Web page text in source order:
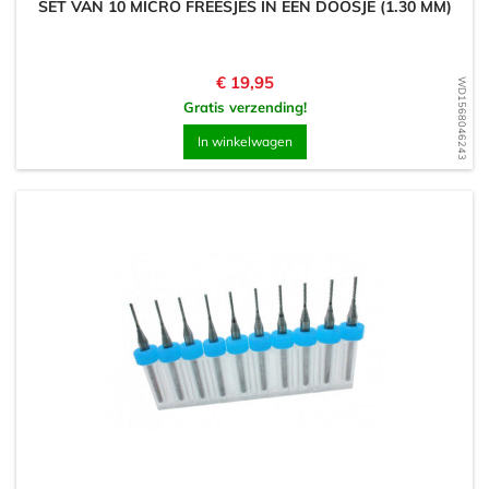
WD1568046243
SET VAN 10 MICRO FREESJES IN EEN DOOSJE (1.30 MM)
Prijs
€ 19,95
Gratis verzending!
In winkelwagen